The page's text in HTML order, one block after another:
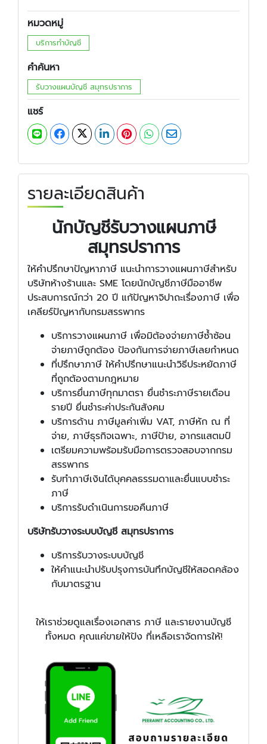
หมวดหมู่
บริการทำบัญชี
คำค้นหา
รับวางแผนบัญชี สมุทรปราการ
แชร์
รายละเอียดสินค้า
นักบัญชีรับวางแผนภาษี
สมุทรปราการ
ให้คำปรึกษาปัญหาภาษี แนะนำการวางแผนภาษีสำหรับ
บริษัทห้างร้านและ SME โดยนักบัญชีภาษีมืออาชีพ
ประสบการณ์กว่า 20 ปี แก้ปัญหาจิปาถะเรื่องภาษี เพื่อ
เคลียร์ปัญหากับกรมสรรพากร
บริการวางแผนภาษี เพื่อมิต้องจ่ายภาษีซ้ำซ้อน
จ่ายภาษีถูกต้อง ป้องกันการจ่ายภาษีเลยกำหนด
ที่ปรึกษาภาษี ให้คำปรึกษาแนะนำวิธีประหยัดภาษี
ที่ถูกต้องตามกฎหมาย
บริการยื่นภาษีทุกมาตรา ยื่นชำระภาษีรายเดือน
รายปี ยื่นชำระค่าประกันสังคม
บริการด้าน ภาษีมูลค่าเพิ่ม VAT, ภาษีหัก ณ ที่
จ่าย, ภาษีธุรกิจเฉพาะ, ภาษีป้าย, อากรแสตมป์
เตรียมความพร้อมรับมือการตรวจสอบจากกรม
สรรพากร
รับทำภาษีเงินได้บุคคลธรรมดาและยื่นแบบชำระ
ภาษี
บริการรับดำเนินการขอคืนภาษี
บริษัทรับวางระบบบัญชี สมุทรปราการ
บริการรับวางระบบบัญชี
ให้คำแนะนำปรับปรุงการบันทึกบัญชีให้สอดคล้อง
กับมาตรฐาน
ให้เราช่วยดูแลเรื่องเอกสาร ภาษี และรายงานบัญชี
ทั้งหมด คุณแค่ขายให้ปัง ที่เหลือเราจัดการให้!